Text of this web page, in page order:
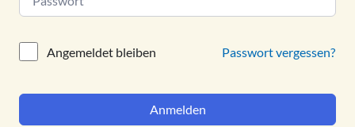
Alternative:
Angemeldet bleiben Passwort vergessen?
Anmelden